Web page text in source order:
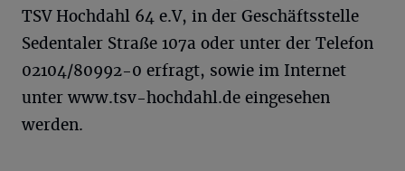
TSV Hochdahl 64 e.V, in der Geschäftsstelle
Sedentaler Straße 107a oder unter der Telefon
02104/80992-0 erfragt, sowie im Internet
unter www.tsv-hochdahl.de eingesehen
werden.